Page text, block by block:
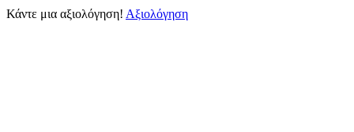
Κάντε μια αξιολόγηση! Αξιολόγηση